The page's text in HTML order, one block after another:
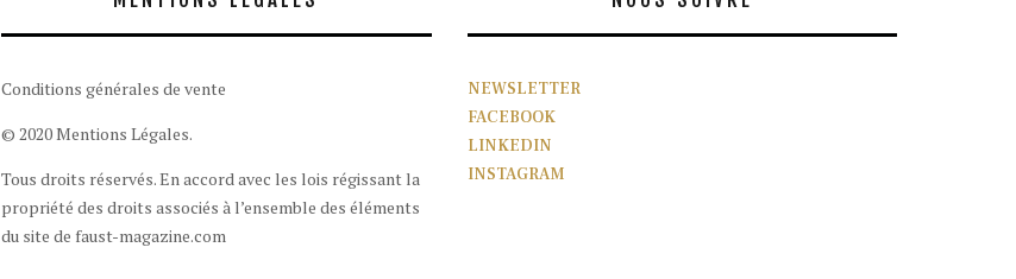
Conditions générales de vente
© 2020 Mentions Légales.
Tous droits réservés. En accord avec les lois régissant la
propriété des droits associés à l’ensemble des éléments
du site de faust-magazine.com
NEWSLETTER
FACEBOOK
LINKEDIN
INSTAGRAM